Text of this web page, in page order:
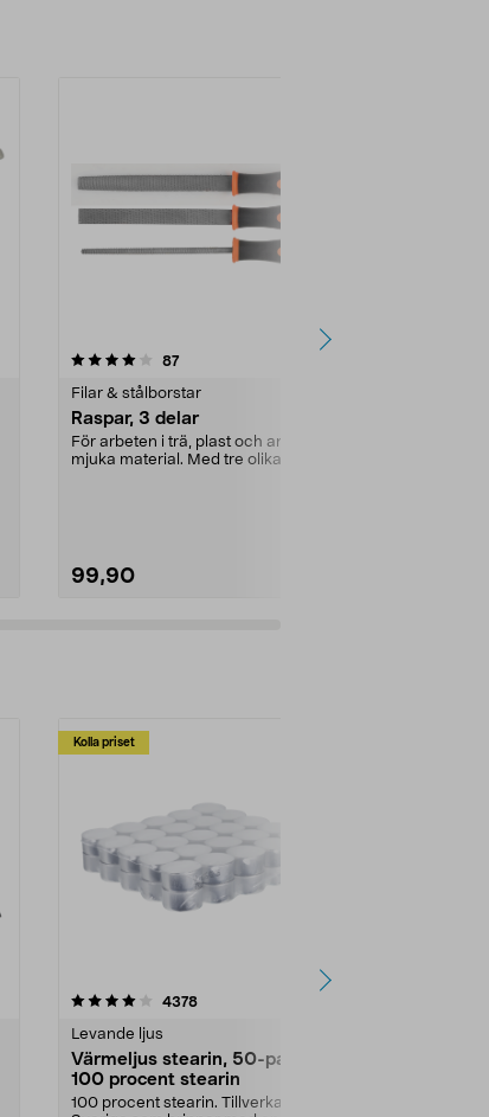
87recensioner
Filar & stålborstar
Raspar, 3 delar
För arbeten i trä, plast och andra
mjuka material. Med tre olika
99,90
4.0 av 5 stjärnor
Kolla priset
4378recensioner
Levande ljus
Värmeljus stearin, 50-pack,
100 procent stearin
100 procent stearin. Tillverkade i
4.5av 5 stjärnor